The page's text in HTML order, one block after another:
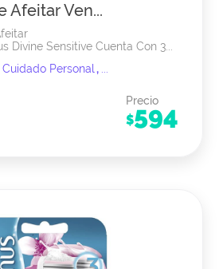
Afeitar Ven...
Divine Sensitive Cuenta Con 3...
Cuidado Personal,
Precio
$594